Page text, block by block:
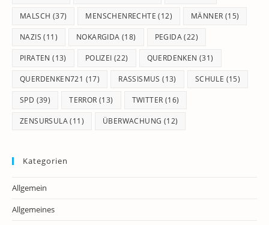
MALSCH (37) MENSCHENRECHTE (12) MÄNNER (15)
NAZIS (11) NOKARGIDA (18) PEGIDA(22)
PIRATEN (13) POLIZEI (22) QUERDENKEN (31)
QUERDENKEN721 (17) RASSISMUS (13) SCHULE (15)
SPD (39) TERROR (13) TWITTER (16)
ZENSURSULA(11) ÜBERWACHUNG (12)
Kategorien
Allgemein
Allgemeines